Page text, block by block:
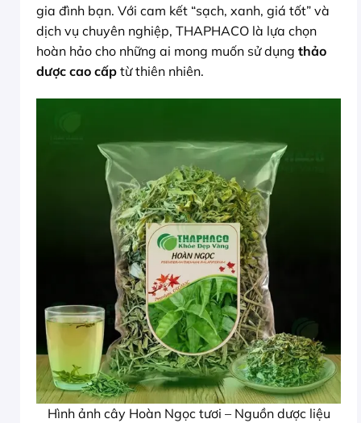
gia đình bạn. Với cam kết “sạch, xanh, giá tốt” và
dịch vụ chuyên nghiệp, THAPHACO là lựa chọn
hoàn hảo cho những ai mong muốn sử dụng thảo
dược cao cấp từ thiên nhiên.
Hình ảnh cây Hoàn Ngọc tươi – Nguồn dược liệu